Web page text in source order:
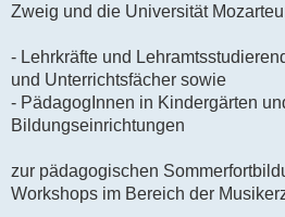
Zweig und die Universität
- Lehrkräfte und
und Unterrichtsfächer sowie
- PädagogInnen in Kindergärten
Bildungseinrichtungen
zur pädagogischen
Workshops im Bereich der